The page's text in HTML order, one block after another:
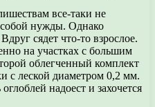
все-таки не
нужды. Однако
сядет что-то взрослое.
на участках с большим
облегченный комплект
с леской диаметром 0,2 мм.
надоест и захочется